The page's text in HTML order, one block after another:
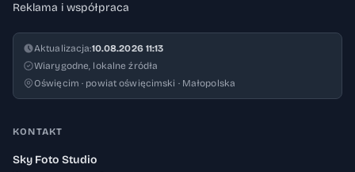
Reklama i współpraca
Aktualizacja:10.08.2026 11:13
Wiarygodne, lokalne źródła
Oświęcim · powiat oświęcimski · Małopolska
KONTAKT
Sky Foto Studio